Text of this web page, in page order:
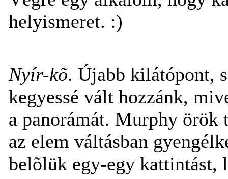
helyismeret. :)
Nyír-kõ. Újabb kilátópont,
kegyessé vált hozzánk,
a panorámát. Murphy örök
az elem váltásban
belõlük egy-egy kattintást,